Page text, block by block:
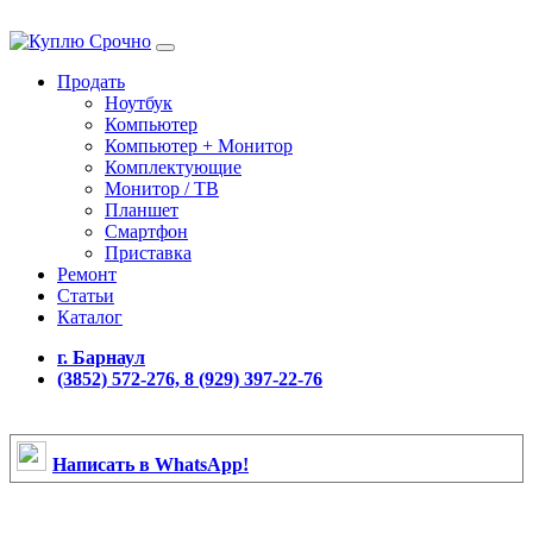
Продать
Ноутбук
Компьютер
Компьютер + Монитор
Комплектующие
Монитор / ТВ
Планшет
Смартфон
Приставка
Ремонт
Статьи
Каталог
г. Барнаул
(3852) 572-276, 8 (929) 397-22-76
Написать в WhatsApp!